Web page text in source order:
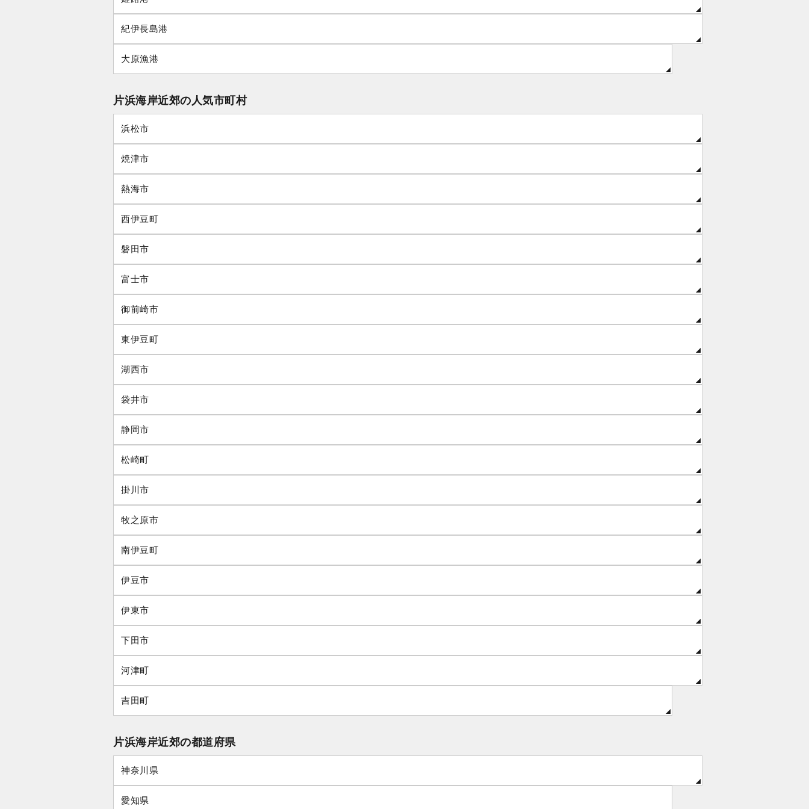
紀伊長島港
大原漁港
片浜海岸近郊の人気市町村
浜松市
焼津市
熱海市
西伊豆町
磐田市
富士市
御前崎市
東伊豆町
湖西市
袋井市
静岡市
松崎町
掛川市
牧之原市
南伊豆町
伊豆市
伊東市
下田市
河津町
吉田町
片浜海岸近郊の都道府県
神奈川県
愛知県